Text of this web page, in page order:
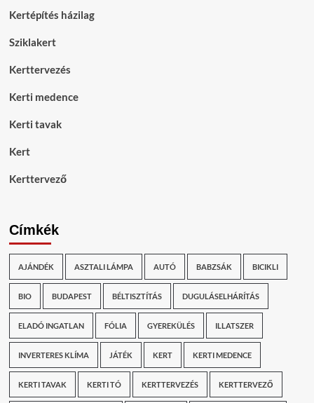
Kertépítés házilag
Sziklakert
Kerttervezés
Kerti medence
Kerti tavak
Kert
Kerttervező
Címkék
AJÁNDÉK ASZTALI LÁMPA AUTÓ BABZSÁK BICIKLI
BIO BUDAPEST BÉLTISZTÍTÁS DUGULÁSELHÁRÍTÁS
ELADÓ INGATLAN FÓLIA GYEREKÜLÉS ILLATSZER
INVERTERES KLÍMA JÁTÉK KERT KERTI MEDENCE
KERTI TAVAK KERTI TÓ KERTTERVEZÉS KERTTERVEZŐ